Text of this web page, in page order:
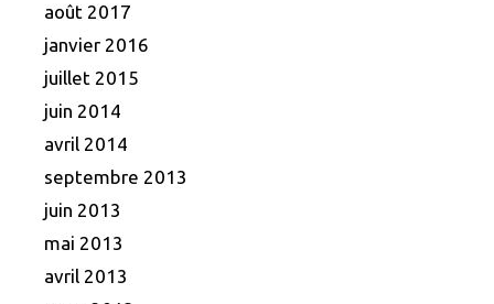
août 2017
janvier 2016
juillet 2015
juin 2014
avril 2014
septembre 2013
juin 2013
mai 2013
avril 2013